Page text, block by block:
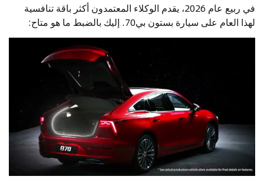
في ربيع عام 2026، يقدم الوكلاء المعتمدون أكثر باقة تنافسية
لهذا العام على سيارة بستون بي70. إليك بالضبط ما هو متاح: